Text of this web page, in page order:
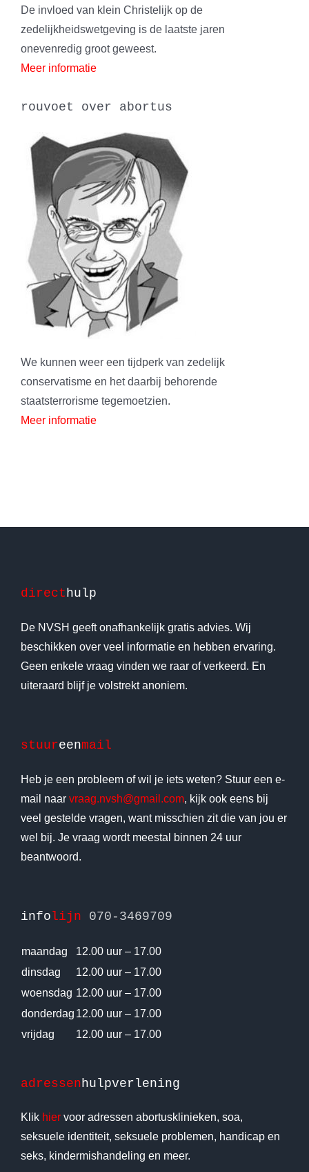
De invloed van klein Christelijk op de
zedelijkheidswetgeving is de laatste jaren
onevenredig groot geweest.
Meer informatie
rouvoet over abortus
We kunnen weer een tijdperk van zedelijk
conservatisme en het daarbij behorende
staatsterrorisme tegemoetzien.
Meer informatie
direct hulp
De NVSH geeft onafhankelijk gratis advies. Wij
beschikken over veel informatie en hebben ervaring.
Geen enkele vraag vinden we raar of verkeerd. En
uiteraard blijf je volstrekt anoniem.
stuureenmail
Heb je een probleem of wil je iets weten? Stuur een e-
mail naar vraag.nvsh@gmail.com, kijk ook eens bij
veel gestelde vragen, want misschien zit die van jou er
wel bij. Je vraag wordt meestal binnen 24 uur
beantwoord.
infolijn 070-3469709
maandag
12.00 uur – 17.00
dinsdag
12.00 uur – 17.00
woensdag 12.00 uur – 17.00
donderdag 12.00 uur – 17.00
vrijdag
12.00 uur – 17.00
adressen hulpverlening
Klik hiervoor adressen abortusklinieken, soa,
seksuele identiteit, seksuele problemen, handicap en
seks, kindermishandeling en meer.